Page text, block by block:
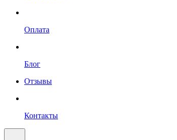
Оплата
Блог
Отзывы
Контакты